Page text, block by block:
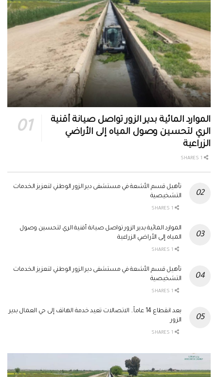
الموارد المائية بدير الزور تواصل صيانة أقنية
الري لتحسين وصول المياه إلى الأراضي
الزراعية
تأهيل قسم الأشعة في مستشفى دير الزور الوطني لتعزيز الخدمات
التشخيصية
الموارد المائية بدير الزور تواصل صيانة أقنية الري لتحسين وصول
المياه إلى الأراضي الزراعية
تأهيل قسم الأشعة في مستشفى دير الزور الوطني لتعزيز الخدمات
التشخيصية
بعد انقطاع 14 عاماً.. الاتصالات تعيد خدمة الهاتف إلى حي العمال بدير
الزور